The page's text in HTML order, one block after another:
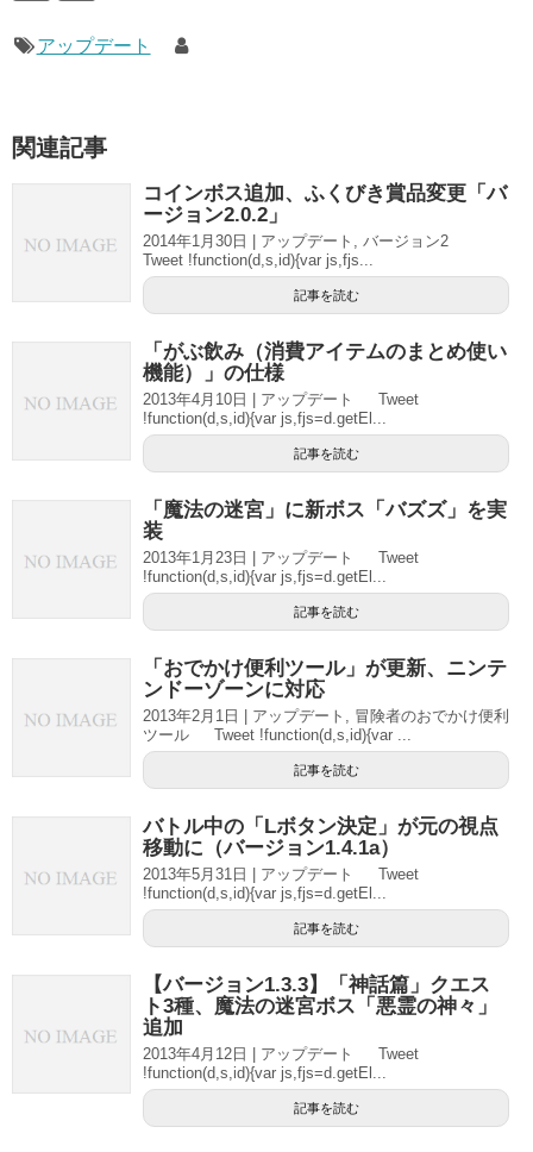
アップデート
関連記事
コインボス追加、ふくびき賞品変更「バ
ージョン2.0.2」
2014年1月30日 | アップデート, バージョン2
Tweet !function(d,s,id){var js,fjs...
記事を読む
「がぶ飲み（消費アイテムのまとめ使い
機能）」の仕様
2013年4月10日 | アップデート Tweet
!function(d,s,id){var js,fjs=d.getEl...
記事を読む
「魔法の迷宮」に新ボス「バズズ」を実
装
2013年1月23日 | アップデート Tweet
!function(d,s,id){var js,fjs=d.getEl...
記事を読む
「おでかけ便利ツール」が更新、ニンテ
ンドーゾーンに対応
2013年2月1日 | アップデート, 冒険者のおでかけ便利
ツール Tweet !function(d,s,id){var ...
記事を読む
バトル中の「Lボタン決定」が元の視点
移動に（バージョン1.4.1a）
2013年5月31日 | アップデート Tweet
!function(d,s,id){var js,fjs=d.getEl...
記事を読む
【バージョン1.3.3】「神話篇」クエス
ト3種、魔法の迷宮ボス「悪霊の神々」
追加
2013年4月12日 | アップデート Tweet
!function(d,s,id){var js,fjs=d.getEl...
記事を読む